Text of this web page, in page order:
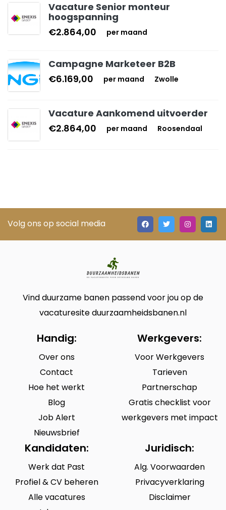
Vacature Senior monteur
hoogspanning
€2.864,00
per maand
Campagne Marketeer B2B
€6.169,00
per maand Zwolle
Vacature Aankomend uitvoerder
€2.864,00
per maand Roosendaal
Volg ons op social media
Vind duurzame banen passend voor jou op de
vacaturesite duurzaamheidsbanen.nl
Handig:
Over ons
Contact
Hoe het werkt
Blog
Job Alert
Nieuwsbrief
Werkgevers:
Voor Werkgevers
Tarieven
Partnerschap
Gratis checklist voor
werkgevers met impact
Kandidaten:
Werk dat Past
Profiel & CV beheren
Alle vacatures
Juridisch:
Alg. Voorwaarden
Privacyverklaring
Disclaimer